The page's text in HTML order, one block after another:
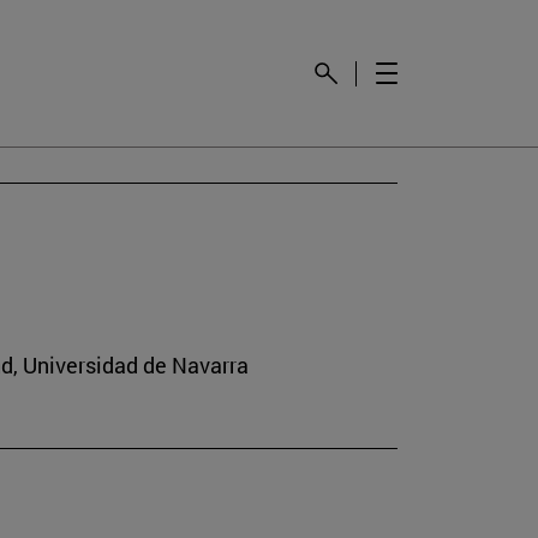
Universidad de Navarra